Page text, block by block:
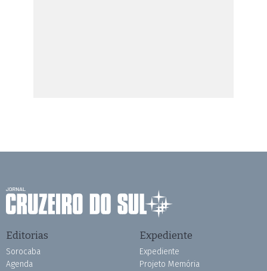
Editorias
Sorocaba
Agenda
Expediente
Expediente
Projeto Memória